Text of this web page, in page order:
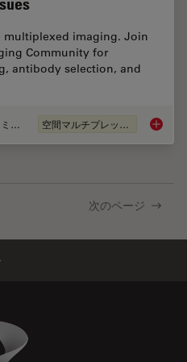
multiplexed imaging. Join
Community for
antibody selection, and
オンラインセミナー 空間マルチプレックス
次のページ
Logo